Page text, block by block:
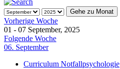
Gehe zu Monat
Vorherige Woche
01 - 07 September, 2025
Folgende Woche
06. September
Curriculum Notfallpsychologie